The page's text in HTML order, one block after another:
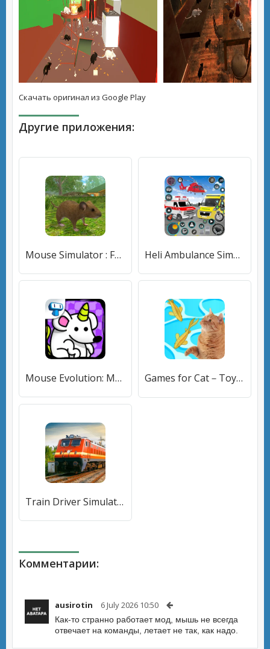
Скачать оригинал из Google Play
Другие приложения:
Mouse Simulator : Forest Home [МОД Premium] APK Android Heli Ambulance Simulator Game [МОД Mega Pack] APK Android
Mouse Evolution: Mutant Rats (Маус Эволюшн) [МОД Меню] APK Android Games for Cat－Toy Mouse & Fish [МОД Бесконечные монеты] APK Android
Train Driver Simulator Game [МОД Premium] APK Android
Комментарии:
ausirotin 6 July 2026 10:50
Как-то странно работает мод, мышь не всегда
отвечает на команды, летает не так, как надо.